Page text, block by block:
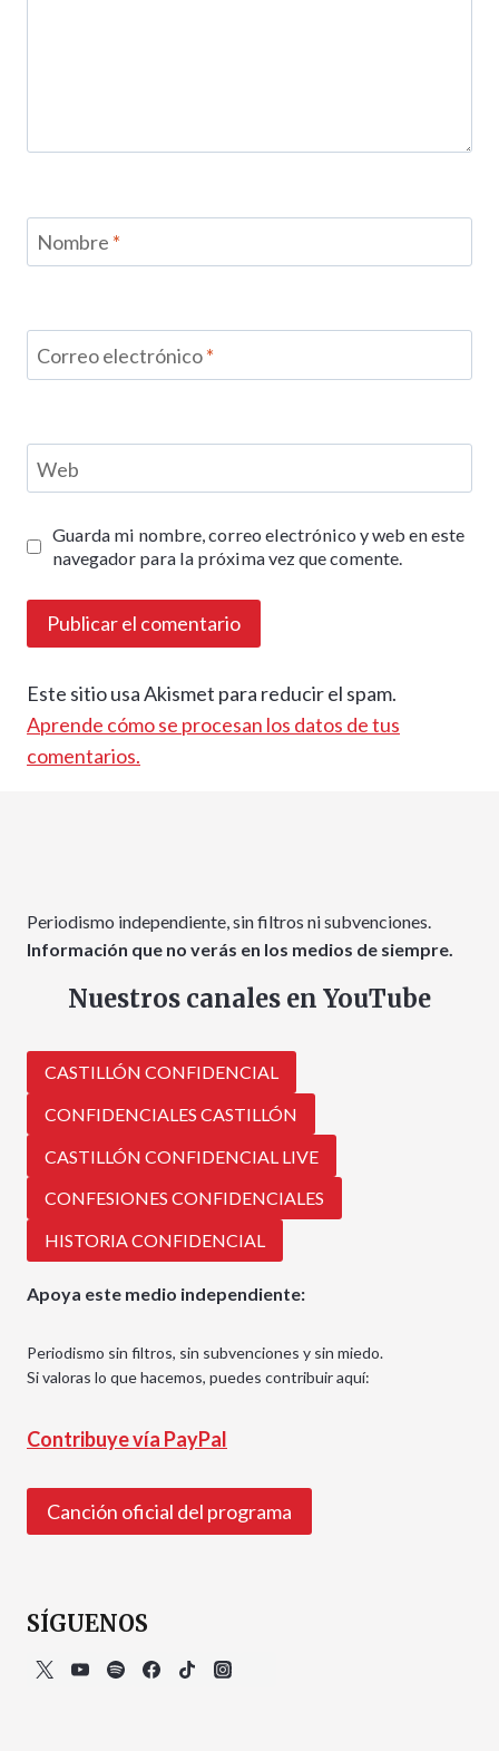
Nombre *
Correo electrónico*
Web
Guarda mi nombre, correo electrónico y web en este
navegador para la próxima vez que comente.
Este sitio usa Akismet para reducir el spam.
Aprende cómo se procesan los datos de tus
comentarios.
Periodismo independiente, sin filtros ni subvenciones.
Información que no verás en los medios de siempre.
Nuestros canales en YouTube
CASTILLÓN CONFIDENCIAL
CONFIDENCIALES CASTILLÓN
CASTILLÓN CONFIDENCIAL LIVE
CONFESIONES CONFIDENCIALES
HISTORIA CONFIDENCIAL
Apoya este medio independiente:
Periodismo sin filtros, sin subvenciones y sin miedo.
Si valoras lo que hacemos, puedes contribuir aquí:
Contribuye vía PayPal
Canción oficial del programa
SÍGUENOS